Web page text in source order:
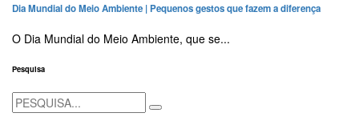
Dia Mundial do Meio Ambiente | Pequenos gestos que fazem a diferença
O Dia Mundial do Meio Ambiente, que se...
Pesquisa